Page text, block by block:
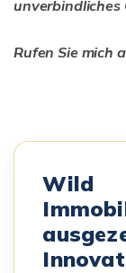
unverbindliches
Rufen Sie mich
Wild